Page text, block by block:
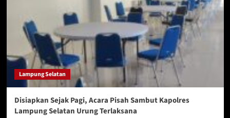
Lampung Selatan
Disiapkan Sejak Pagi, Acara Pisah Sambut Kapolres
Lampung Selatan Urung Terlaksana